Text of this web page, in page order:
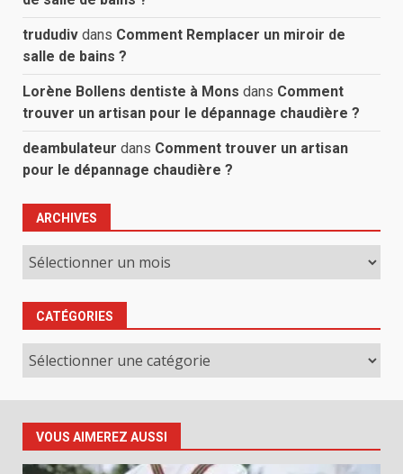
trududiv dans Comment Remplacer un miroir de
salle de bains ?
Lorène Bollens dentiste à Mons dans Comment
trouver un artisan pour le dépannage chaudière ?
deambulateur dans Comment trouver un artisan
pour le dépannage chaudière ?
ARCHIVES
Archives
CATÉGORIES
Catégories
VOUS AIMEREZ AUSSI